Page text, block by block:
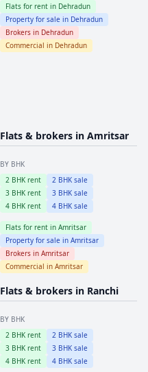
Flats for rent in Dehradun
Property for sale in Dehradun
Brokers in Dehradun
Commercial in Dehradun
Flats & brokers in Amritsar
BY BHK
2 BHK rent 2 BHK sale
3 BHK rent 3 BHK sale
4 BHK rent 4 BHK sale
Flats for rent in Amritsar
Property for sale in Amritsar
Brokers in Amritsar
Commercial in Amritsar
Flats & brokers in Ranchi
BY BHK
2 BHK rent 2 BHK sale
3 BHK rent 3 BHK sale
4 BHK rent 4 BHK sale